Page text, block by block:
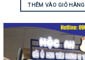
THÊM VÀO GIỎ HÀNG